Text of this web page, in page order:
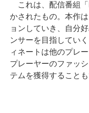
これは、配信番組「
かされたもの。本作
ョンしていき、自分
ンサーを目指してい
ィネートは他のプレ
プレーヤーのファッ
テムを獲得することも